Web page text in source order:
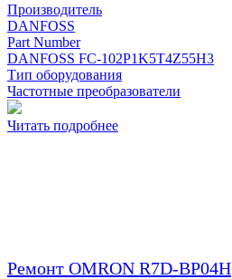
Производитель
DANFOSS
Part Number
DANFOSS FC-102P1K5T4Z55H3
Тип оборудования
Частотные преобразователи
Читать подробнее
Ремонт OMRON R7D-BP04H